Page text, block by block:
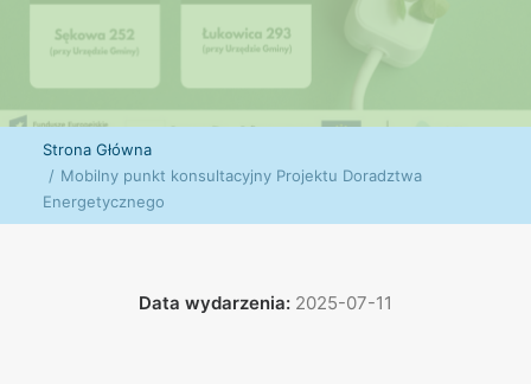
Strona Główna
Mobilny punkt konsultacyjny Projektu Doradztwa
Energetycznego
Data wydarzenia: 2025-07-11